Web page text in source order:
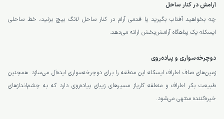
آرامش در کنار ساحل
چه بخواهید آفتاب بگیرید یا قدمی آرام در کنار ساحل لانگ بیچ بزنید، خط ساحلی
ایسکله یک پناهگاه آرامش‌بخش ارائه می‌دهد.
دوچرخه‌سواری و پیاده‌روی
زمین‌های صاف اطراف ایسکله این منطقه را برای دوچرخه‌سواری ایده‌آل می‌سازد. همچنین
طبیعت بکر اطراف و منطقه کارپاز مسیرهای زیبای پیاده‌روی دارد که به چشم‌اندازهای
خیره‌کننده منتهی می‌شود.